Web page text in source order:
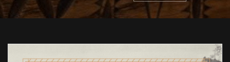
日本語